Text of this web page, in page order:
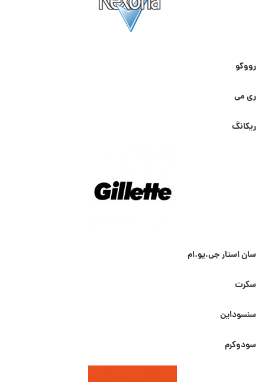
رووکو
ری می
ریکانگ
سان استار جی.یو.ام
سکرت
سنسوداین
سودوکرم